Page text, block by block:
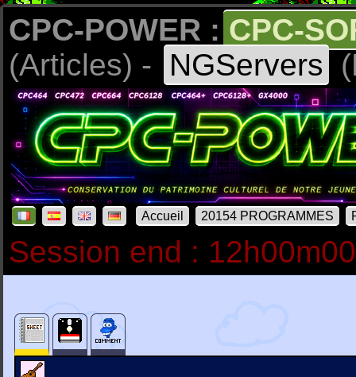
CPC-POWER : CPC-
(Articles) -
NGServers
Accueil 20154 PROGRAMMES
Session end :